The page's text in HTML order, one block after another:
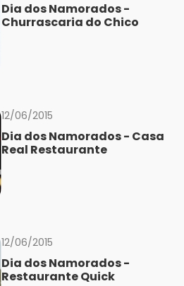
Dia dos Namorados -
Churrascaria do Chico
12/06/2015
Dia dos Namorados - Casa
Real Restaurante
12/06/2015
Dia dos Namorados -
Restaurante Quick